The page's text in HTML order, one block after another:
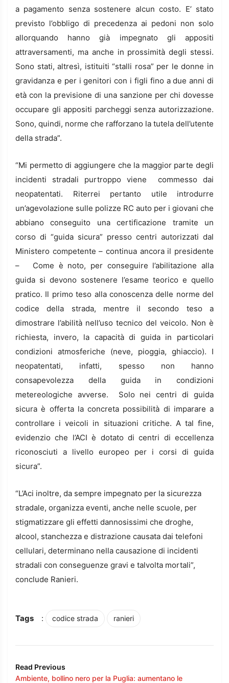
a pagamento senza sostenere alcun costo. E’ stato
previsto l’obbligo di precedenza ai pedoni non solo
allorquando hanno già impegnato gli appositi
attraversamenti, ma anche in prossimità degli stessi.
Sono stati, altresì, istituiti “stalli rosa” per le donne in
gravidanza e per i genitori con i figli fino a due anni di
età con la previsione di una sanzione per chi dovesse
occupare gli appositi parcheggi senza autorizzazione.
Sono, quindi, norme che rafforzano la tutela dell’utente
della strada”.
“Mi permetto di aggiungere che la maggior parte degli
incidenti stradali purtroppo viene commesso dai
neopatentati. Riterrei pertanto utile introdurre
un’agevolazione sulle polizze RC auto per i giovani che
abbiano conseguito una certificazione tramite un
corso di “guida sicura” presso centri autorizzati dal
Ministero competente – continua ancora il presidente
– Come è noto, per conseguire l’abilitazione alla
guida si devono sostenere l’esame teorico e quello
pratico. Il primo teso alla conoscenza delle norme del
codice della strada, mentre il secondo teso a
dimostrare l’abilità nell’uso tecnico del veicolo. Non è
richiesta, invero, la capacità di guida in particolari
condizioni atmosferiche (neve, pioggia, ghiaccio). I
neopatentati, infatti, spesso non hanno
consapevolezza della guida in condizioni
metereologiche avverse. Solo nei centri di guida
sicura è offerta la concreta possibilità di imparare a
controllare i veicoli in situazioni critiche. A tal fine,
evidenzio che l’ACI è dotato di centri di eccellenza
riconosciuti a livello europeo per i corsi di guida
sicura”.
“L’Aci inoltre, da sempre impegnato per la sicurezza
stradale, organizza eventi, anche nelle scuole, per
stigmatizzare gli effetti dannosissimi che droghe,
alcool, stanchezza e distrazione causata dai telefoni
cellulari, determinano nella causazione di incidenti
stradali con conseguenze gravi e talvolta mortali”,
conclude Ranieri.
Tags : codice strada ranieri
Read Previous
Ambiente, bollino nero per la Puglia: aumentano le